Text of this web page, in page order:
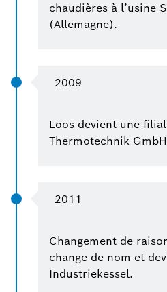
chaudières à l’usine
(Allemagne).
2009
Loos devient une
Thermotechnik
2011
Changement de
change de nom et
Industriekessel.